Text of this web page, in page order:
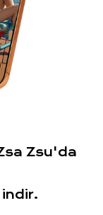
Zsu'da